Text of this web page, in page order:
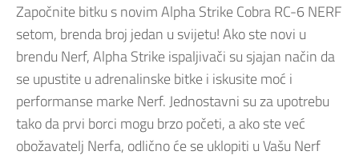
količina
Započnite bitku s novim Alpha Strike Cobra RC-6 NERF
setom, brenda broj jedan u svijetu! Ako ste novi u
brendu Nerf, Alpha Strike ispaljivači su sjajan način da
se upustite u adrenalinske bitke i iskusite moć i
performanse marke Nerf. Jednostavni su za upotrebu
tako da prvi borci mogu brzo početi, a ako ste već
obožavatelj Nerfa, odlično će se uklopiti u Vašu Nerf